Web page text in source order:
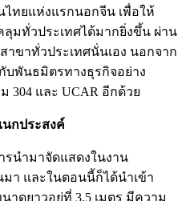
นไทยแห่งแรกนอกจีน เพื่อให้
มทั่วประเทศได้มากยิ่งขึ้น ผ่าน
าขาทั่วประเทศนั่นเอง นอกจาก
พันธมิตรทางธุรกิจอย่าง
304 และ UCAR อีกด้วย
นกประสงค์
รนำมาจัดแสดงในงาน
มา และในตอนนี้ก็ได้นำเข้า
าดยาวอยู่ที่ 3.5 เมตร มีความ